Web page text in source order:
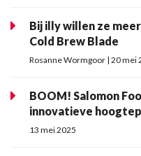
Bij illy willen ze
Cold Brew Blade
Rosanne Wormgoor | 20 mei
BOOM! Salomon
innovatieve
13 mei 2025